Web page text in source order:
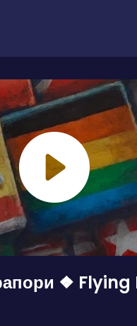
❖ Flying